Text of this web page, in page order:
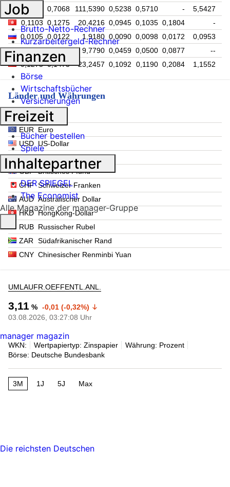
0,6115
0,7068 111,5390 0,5238 0,5710 - 5,5427
0,1103 0,1275 20,4216 0,0945 0,1035 0,1804 -
0,0105 0,0122 1,9180 0,0090 0,0098 0,0172
0,0953
0,0536 0,0620 9,7790 0,0459 0,0500 0,0877 --
0,1275 0,1473 23,2457 0,1092 0,1190 0,2084 1,1552
Länder und Währungen
EUR Euro
USD US-Dollar
JPY
Japanischer Yen
GBP Britisches Pfund
CHF Schweizer Franken
AUD Australischer Dollar
HKD HongKong-Dollar
RUB Russischer Rubel
ZAR Südafrikanischer Rand
CNY Chinesischer Renminbi Yuan
UMLAUFR.OEFFENTL.ANL.
3,11 % -0,01 (-0,32%)
03.08.2026, 03:27:08 Uhr
WKN: Wertpapiertyp: Zinspapier
Währung: Prozent
Börse: Deutsche Bundesbank
3M 1J 5J Max
Job
Brutto-Netto-Rechner
Kurzarbeitergeld-Rechner
Finanzen
Börse
Wirtschaftsbücher
Versicherungen
Freizeit
Bücher bestellen
Spiele
Inhaltepartner
DER SPIEGEL
The Economist
Alle Magazine der manager-Gruppe
manager magazin
Die reichsten Deutschen